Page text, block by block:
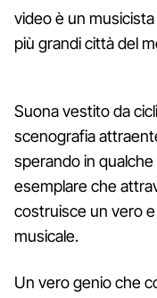
video è un
più grandi città del
Suona vestito da
scenografia
sperando in
esemplare che
costruisce un vero
musicale.
Un vero genio che